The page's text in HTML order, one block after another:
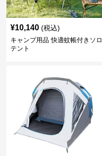
¥10,140 (税込)
キャンプ用品 快適蚊帳付きソロ
テント